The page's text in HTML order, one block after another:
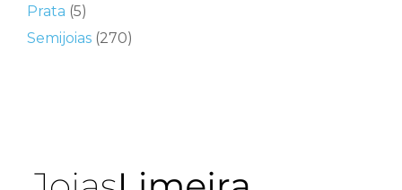
Prata (5)
Semijoias (270)